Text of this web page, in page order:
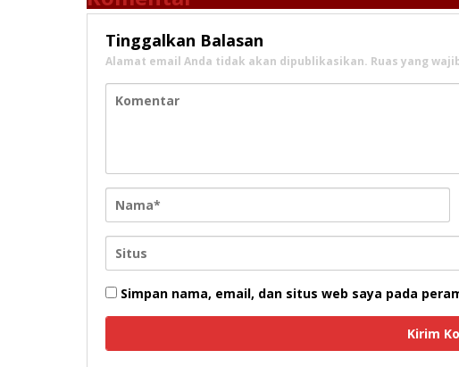
Tinggalkan Balasan
Alamat email Anda tidak akan dipublikasikan. Ruas yang
Simpan nama, email, dan situs web saya pada